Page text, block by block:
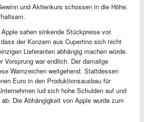
und Aktienkurs schossen in die Höhe.
sahen sinkende Stückpreise vor.
der Konzern aus Cupertino sich nicht
Lieferanten abhängig machen würde.
Vorsprung war endlich. Der damalige
Warnzeichen weitgehend. Stattdessen
Euro in den Produktionsausbau für
lud sich hohe Schulden auf und
Die Abhängigkeit von Apple wurde zum